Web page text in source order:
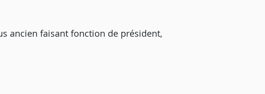
ancien faisant fonction de président,